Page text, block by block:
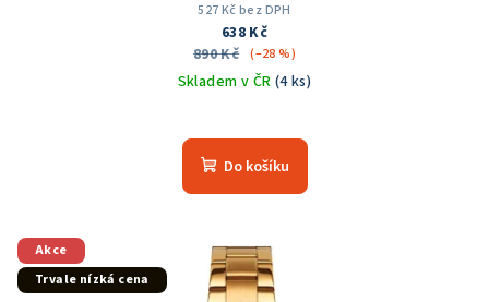
527 Kč bez DPH
638 Kč
890 Kč (–28 %)
Skladem v ČR (4 ks)
hodnocení
produktu
5
hvězdiček.
Do košíku
Akce
Trvale nízká cena